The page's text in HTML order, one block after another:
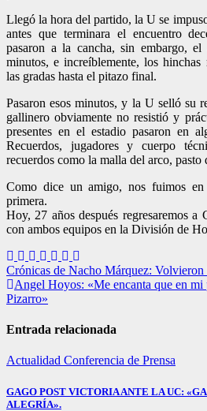
Llegó la hora del partido, la U se
antes que terminara el encuentro
pasaron a la cancha, sin embargo, el
minutos, e increíblemente, los hinchas
las gradas hasta el pitazo final.
Pasaron esos minutos, y la U selló su
gallinero obviamente no resistió y
presentes en el estadio pasaron en
Recuerdos, jugadores y cuerpo
recuerdos como la malla del arco, pasto
Como dice un amigo, nos fuimos en
primera.
Hoy, 27 años después regresaremos
con ambos equipos en la División de
Navegación
de
Crónicas de Nacho Márquez: Volvieron
Angel Hoyos: «Me encanta que en
Pizarro»
Entrada relacionada
Actualidad Conferencia de Prensa
GAGO POST VICTORIA ANTE LA UC:
ALEGRÍA».